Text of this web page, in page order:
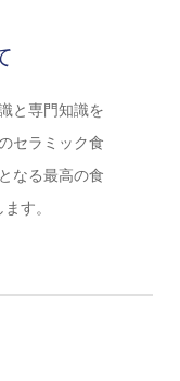
と専門知識を
セラミック食
なる最高の食
す。